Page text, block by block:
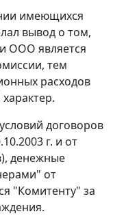
имеющихся
вывод о том,
ООО является
тем
расходов
договоров
г. и от
денежные
от
"Комитенту" за